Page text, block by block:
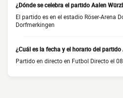
¿Dónde se celebra el partido Aalen
El partido es en el estadio Röser-Arena
Dorfmerkingen
¿Cuál es la fecha y el horario del
Partido en directo en Futbol Directo el